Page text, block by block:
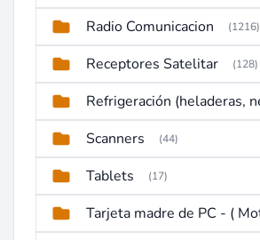
Radio Comunicacion (1216)
Receptores Satelitar (128)
Scanners (44)
Tablets (17)